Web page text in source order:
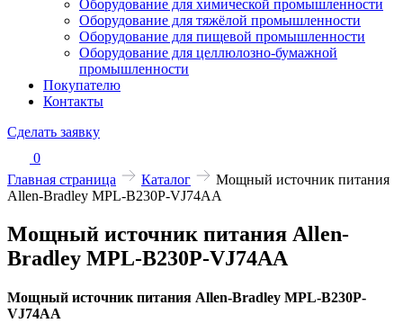
Оборудование для химической промышленности
Оборудование для тяжёлой промышленности
Оборудование для пищевой промышленности
Оборудование для целлюлозно-бумажной
промышленности
Покупателю
Контакты
Сделать заявку
0
Главная страница
Каталог
Мощный источник питания
Allen-Bradley MPL-B230P-VJ74AA
Мощный источник питания Allen-
Bradley MPL-B230P-VJ74AA
Мощный источник питания Allen-Bradley MPL-B230P-
VJ74AA